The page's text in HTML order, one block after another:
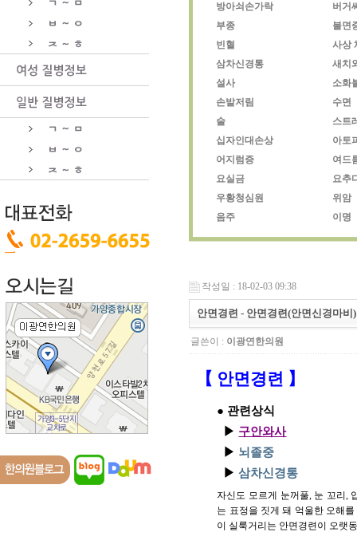
방아쇠손가락
버거
부종
불면
빈혈
사상
삼차신경통
새치
설사
소화
손발저림
수면
술
스트
십자인대손상
아토
어지럼증
여드
요실금
요추
우황청심원
위암
음주
이명
작성일 : 18-02-03 09:38
안면경련 - 안면경련(안면신경마비)
글쓴이 : 이광연한의원
【 안면경련 】
● 관련상식
▶ 구안와사
▶ 뇌졸중
▶삼차신경통
자신도 모르게 눈꺼풀, 눈 꼬리,
는 표정을 짓게 돼 억울한 오해
이 실룩거리는 안면경련이 오랫